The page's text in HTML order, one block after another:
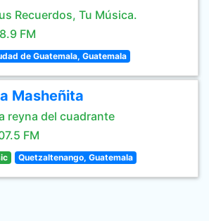
Recuerdos, Tu Música.
FM
de Guatemala, Guatemala
Masheñita
reyna del cuadrante
FM
Quetzaltenango, Guatemala